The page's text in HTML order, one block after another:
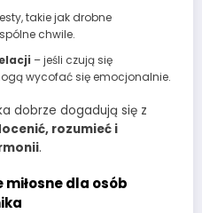
takie jak drobne
chwile.
– jeśli czują się
wycofać się emocjonalnie.
dobrze dogadują się z
rozumieć i
.
dla osób